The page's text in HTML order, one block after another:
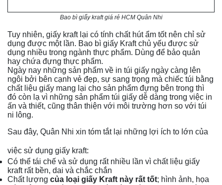
Bao bì giấy kraft giá rẻ HCM Quân Nhi
Tuy nhiên, giấy kraft lại có tính chất hút ẩm tốt nên chỉ sử
dụng được một lần. Bao bì giấy Kraft chủ yếu được sử
dụng nhiều trong ngành thực phẩm. Dùng để bảo quản
hay chứa đựng thực phẩm.
Ngày nay những sản phẩm về in túi giấy ngày càng lên
ngôi bởi bên cạnh vẻ đẹp, sự sang trọng mà chiếc túi bằng
chất liệu giấy mang lại cho sản phẩm đựng bên trong thì
đó còn lạ vì những sản phẩm túi giấy dễ dàng trong việc in
ấn và thiết, cũng thân thiện với môi trường hơn so với túi
ni lông.
Sau đây, Quân Nhi xin tóm tắt lại những lợi ích to lớn của
việc sử dụng giấy kraft:
Có thể tái chế và sử dụng rất nhiều lần vì chất liệu giấy
kraft rất bền, dai và chắc chắn
Chất lượng của loại giấy Kraft này rất tốt; hình ảnh, họa